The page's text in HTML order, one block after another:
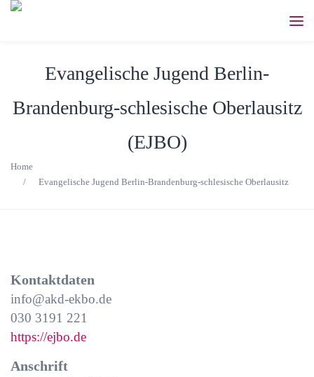
Evangelische Jugend Berlin-
Brandenburg-schlesische Oberlausitz
(EJBO)
Home
/
Evangelische Jugend Berlin-Brandenburg-schlesische Oberlausitz
Kontaktdaten
info@akd-ekbo.de
030 3191 221
https://ejbo.de
Anschrift